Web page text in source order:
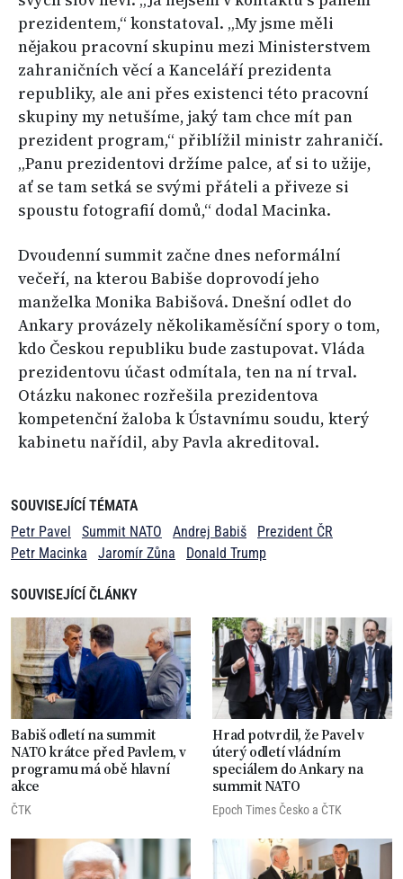
prezidentem,“ konstatoval. „My jsme měli
nějakou pracovní skupinu mezi Ministerstvem
zahraničních věcí a Kanceláří prezidenta
republiky, ale ani přes existenci této pracovní
skupiny my netušíme, jaký tam chce mít pan
prezident program,“ přiblížil ministr zahraničí.
„Panu prezidentovi držíme palce, ať si to užije,
ať se tam setká se svými přáteli a přiveze si
spoustu fotografií domů,“ dodal Macinka.
Dvoudenní summit začne dnes neformální
večeří, na kterou Babiše doprovodí jeho
manželka Monika Babišová. Dnešní odlet do
Ankary provázely několikaměsíční spory o tom,
kdo Českou republiku bude zastupovat. Vláda
prezidentovu účast odmítala, ten na ní trval.
Otázku nakonec rozřešila prezidentova
kompetenční žaloba k Ústavnímu soudu, který
kabinetu nařídil, aby Pavla akreditoval.
SOUVISEJÍCÍ TÉMATA
Petr Pavel
Summit NATO Andrej Babiš
Prezident ČR
Petr Macinka
Jaromír Zůna Donald Trump
SOUVISEJÍCÍ ČLÁNKY
Babiš odletí na summit
NATO krátce před Pavlem, v
programu má obě hlavní
akce
ČTK
Hrad potvrdil, že Pavel v
úterý odletí vládním
speciálem do Ankary na
summit NATO
Epoch Times Česko a ČTK